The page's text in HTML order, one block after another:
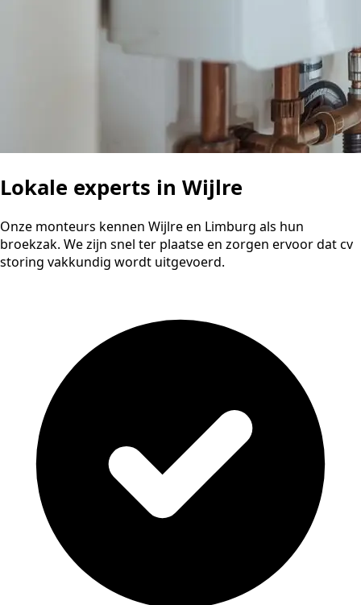
Lokale experts in Wijlre
Onze monteurs kennen Wijlre en Limburg als hun
broekzak. We zijn snel ter plaatse en zorgen ervoor dat cv
storing vakkundig wordt uitgevoerd.